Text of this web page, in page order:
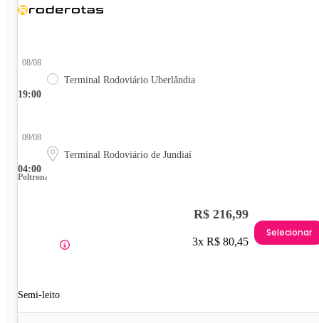
19:00
08/08
Terminal Rodoviário Uberlândia
04:00
09/08
Terminal Rodoviário de Jundiaí
Poltrona
Semi-leito
R$ 216,99
3x R$ 80,45
Selecionar